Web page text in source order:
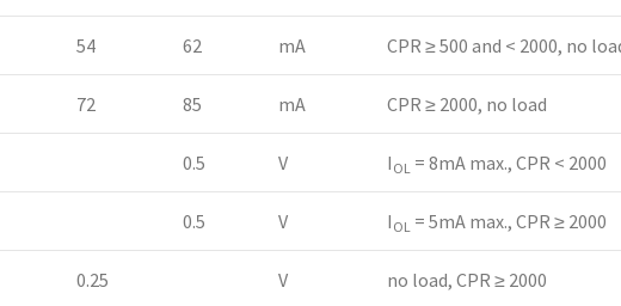
54 62 mA CPR ≥ 500 and < 2000, no
72 85 mA CPR ≥ 2000, no load
0.5 V I OL = 8mA max., CPR < 2000
0.5 V I OL = 5mA max., CPR ≥ 2000
0.25 V no load, CPR ≥ 2000